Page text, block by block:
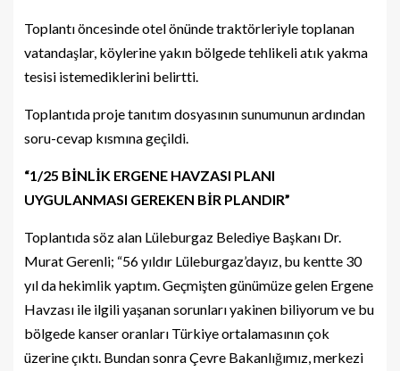
Toplantı öncesinde otel önünde traktörleriyle toplanan
vatandaşlar, köylerine yakın bölgede tehlikeli atık yakma
tesisi istemediklerini belirtti.
Toplantıda proje tanıtım dosyasının sunumunun ardından
soru-cevap kısmına geçildi.
“1/25 BİNLİK ERGENE HAVZASI PLANI
UYGULANMASI GEREKEN BİR PLANDIR”
Toplantıda söz alan Lüleburgaz Belediye Başkanı Dr.
Murat Gerenli; “56 yıldır Lüleburgaz’dayız, bu kentte 30
yıl da hekimlik yaptım. Geçmişten günümüze gelen Ergene
Havzası ile ilgili yaşanan sorunları yakinen biliyorum ve bu
bölgede kanser oranları Türkiye ortalamasının çok
üzerine çıktı. Bundan sonra Çevre Bakanlığımız, merkezi